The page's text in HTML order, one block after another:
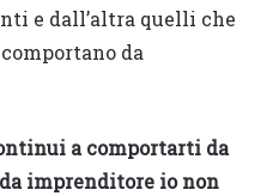
e dall’altra quelli che
da
a comportarti da
imprenditore io non